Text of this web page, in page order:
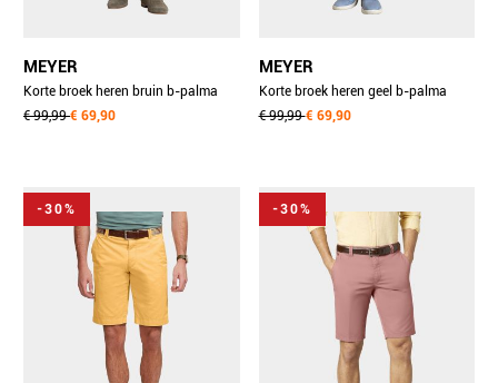
MEYER
Korte broek heren bruin b-palma
art.1-5054 1401505490/47
€ 99,99€ 69,90
MEYER
Korte broek heren geel b-palma
art.1-5059 1401505990/42
€ 99,99€ 69,90
-30% -30%